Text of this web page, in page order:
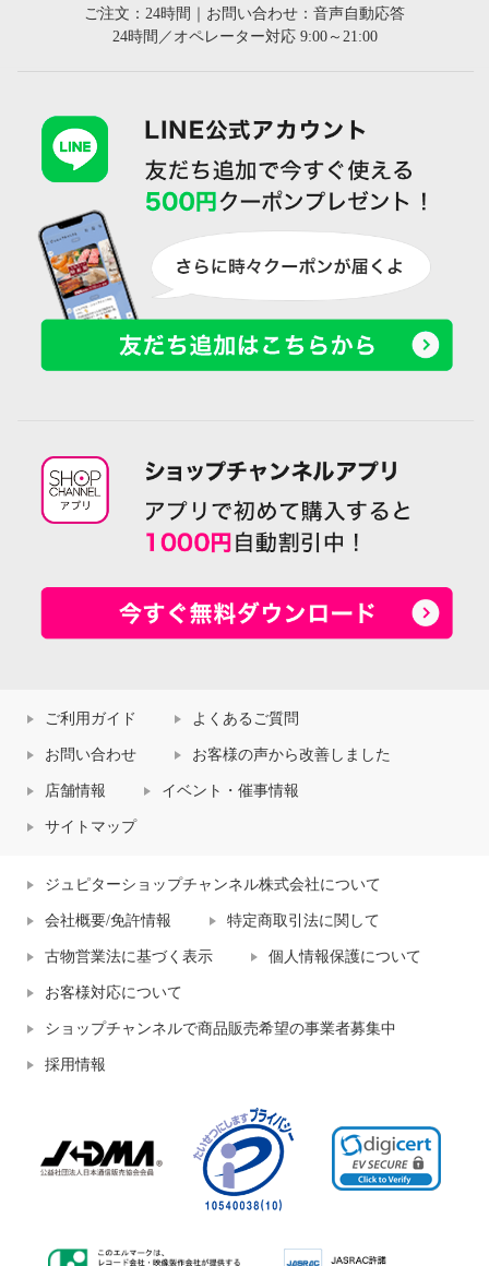
ご注文：24時間｜お問い合わせ：音声自動応答
24時間／オペレーター対応 9:00～21:00
ご利用ガイド よくあるご質問
お問い合わせ お客様の声から改善しました
店舗情報 イベント・催事情報
サイトマップ
ジュピターショップチャンネル株式会社について
会社概要/免許情報 特定商取引法に関して
古物営業法に基づく表示 個人情報保護について
お客様対応について
ショップチャンネルで商品販売希望の事業者募集中
採用情報